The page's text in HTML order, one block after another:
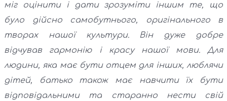
міг оцінити і дати зрозуміти іншим те, що
було дійсно самобутнього, оригінального в
творах нашої культури. Він дуже добре
відчував гармонію і красу нашої мови. Для
людини, яка має бути отцем для інших, люблячи
дітей, батько також має навчити їх бути
відповідальними та старанно нести свій